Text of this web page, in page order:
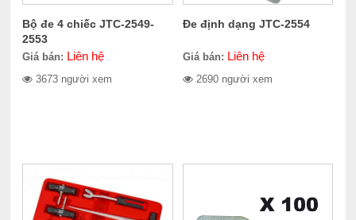
Bộ đe 4 chiếc JTC-2549-
2553
Giá bán: Liên hệ
3673 người xem
Đe định dạng JTC-2554
Giá bán: Liên hệ
2690 người xem